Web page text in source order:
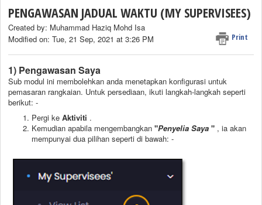
PENGAWASAN JADUAL WAKTU (MY SUPERVISEES)
Print
Created by: Muhammad Haziq Mohd Isa
Modified on: Tue, 21 Sep, 2021 at 3:26 PM
1) Pengawasan Saya
Sub modul ini membolehkan anda menetapkan konfigurasi untuk
pemasaran rangkaian. Untuk persediaan, ikuti langkah-langkah seperti
berikut: -
Pergi ke Aktiviti .
Kemudian apabila mengembangkan "Penyelia Saya " , ia akan
mempunyai dua pilihan seperti di bawah: -